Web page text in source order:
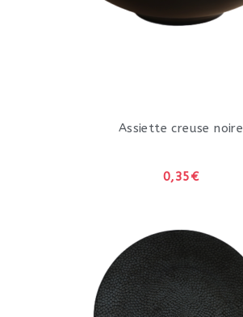
Assiette creuse noire
0,35€